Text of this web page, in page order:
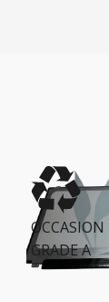
OCCASION
GRADE A